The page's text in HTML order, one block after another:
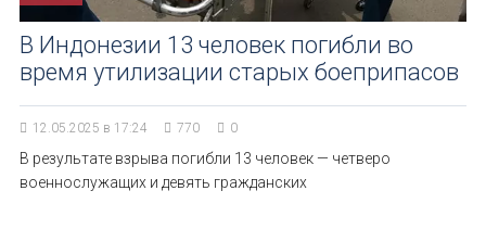
В Индонезии 13 человек погибли во
время утилизации старых боеприпасов
12.05.2025 в 17:24 770 0
В результате взрыва погибли 13 человек — четверо
военнослужащих и девять гражданских